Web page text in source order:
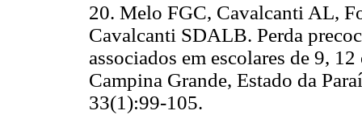
20. Melo FGC, Cavalcanti AL,
Cavalcanti SDALB. Perda
associados em escolares de 9,
Campina Grande, Estado da
33(1):99-105.